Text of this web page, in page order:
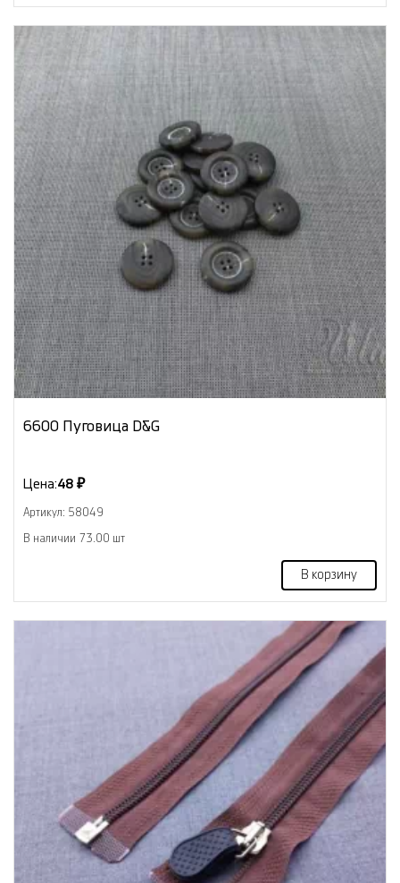
6600 Пуговица D&G
Цена:48 ₽
Артикул: 58049
В наличии 73.00 шт
В корзину